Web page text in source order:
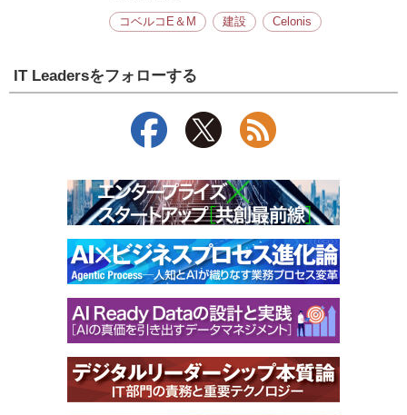
コベルコE＆M 建設 Celonis
IT Leadersをフォローする